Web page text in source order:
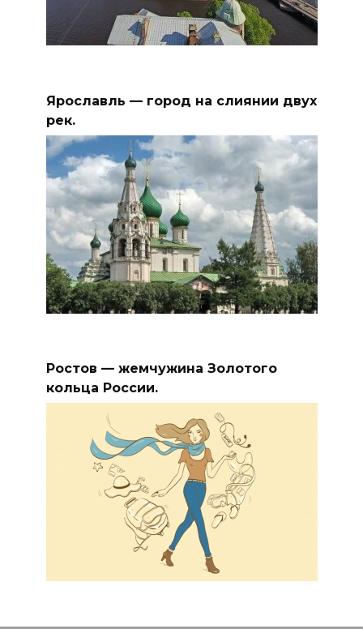
Ярославль — город на слиянии двух
рек.
Ростов — жемчужина Золотого
кольца России.